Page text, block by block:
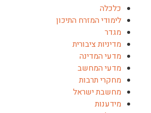
כלכלה
לימודי המזרח התיכון
מגדר
מדיניות ציבורית
מדעי המדינה
מדעי המחשב
מחקרי תרבות
מחשבת ישראל
מידענות